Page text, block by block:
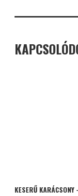
KESERŰ